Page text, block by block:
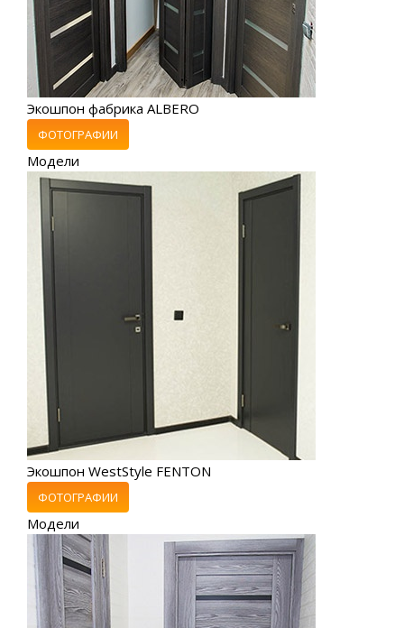
Экошпон фабрика ALBERO
ФОТОГРАФИИ
Модели
Экошпон WestStyle FENTON
ФОТОГРАФИИ
Модели